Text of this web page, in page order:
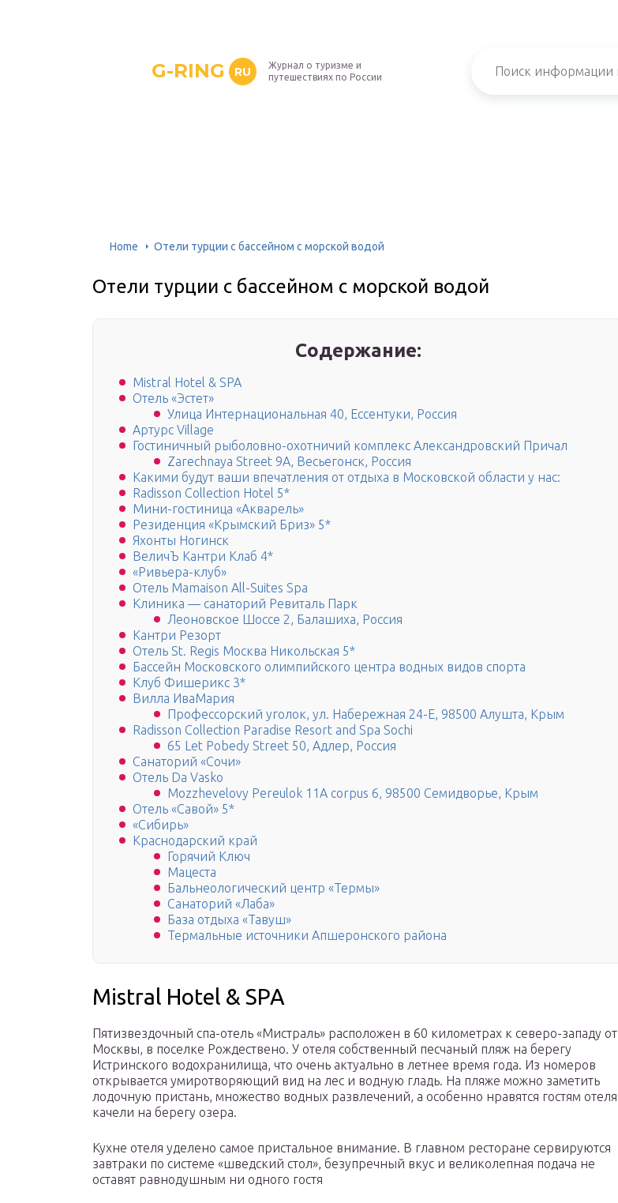
G-RING RU
Журнал о туризме и
путешествиях по России
Home Отели турции с бассейном с морской водой
Отели турции с бассейном с морской водой
Содержание:
Mistral Hotel & SPA
Отель «Эстет»
Улица Интернациональная 40, Ессентуки, Россия
Артурс Village
Гостиничный рыболовно-охотничий комплекс Александровский Причал
Zarechnaya Street 9A, Весьегонск, Россия
Какими будут ваши впечатления от отдыха в Московской области у нас:
Radisson Collection Hotel 5*
Мини-гостиница «Акварель»
Резиденция «Крымский Бриз» 5*
Яхонты Ногинск
ВеличЪ Кантри Клаб 4*
«Ривьера-клуб»
Отель Mamaison All-Suites Spa
Клиника — санаторий Ревиталь Парк
Леоновское Шоссе 2, Балашиха, Россия
Кантри Резорт
Отель St. Regis Москва Никольская 5*
Бассейн Московского олимпийского центра водных видов спорта
Клуб Фишерикс 3*
Вилла ИваМария
Профессорский уголок, ул. Набережная 24-Е, 98500 Алушта, Крым
Radisson Collection Paradise Resort and Spa Sochi
65 Let Pobedy Street 50, Адлер, Россия
Санаторий «Сочи»
Отель Da Vasko
Mozzhevelovy Pereulok 11A corpus 6, 98500 Семидворье, Крым
Отель «Савой» 5*
«Сибирь»
Краснодарский край
Горячий Ключ
Мацеста
Бальнеологический центр «Термы»
Санаторий «Лаба»
База отдыха «Тавуш»
Термальные источники Апшеронского района
Mistral Hotel & SPA
Пятизвездочный спа-отель «Мистраль» расположен в 60 километрах к северо-западу от
Москвы, в поселке Рождествено. У отеля собственный песчаный пляж на берегу
Истринского водохранилища, что очень актуально в летнее время года. Из номеров
открывается умиротворяющий вид на лес и водную гладь. На пляже можно заметить
лодочную пристань, множество водных развлечений, а особенно нравятся гостям отеля
качели на берегу озера.
Кухне отеля уделено самое пристальное внимание. В главном ресторане сервируются
завтраки по системе «шведский стол», безупречный вкус и великолепная подача не
оставят равнодушным ни одного гостя